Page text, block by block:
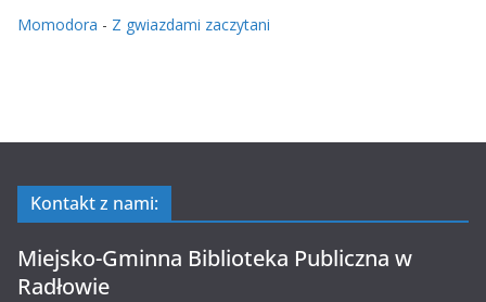
Momodora - Z gwiazdami zaczytani
Kontakt z nami:
Miejsko-Gminna Biblioteka Publiczna w
Radłowie